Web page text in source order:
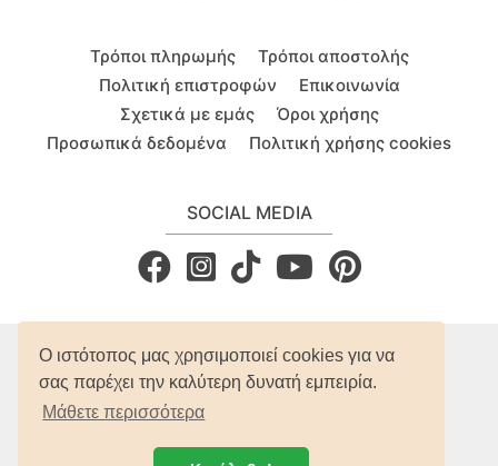
Ο ιστότοπος μας χρησιμοποιεί cookies για να
σας παρέχει την καλύτερη δυνατή εμπειρία.
Μάθετε περισσότερα
Τρόποι πληρωμής
Τρόποι αποστολής
Πολιτική επιστροφών
Επικοινωνία
Σχετικά με εμάς
Όροι χρήσης
Προσωπικά δεδομένα
Πολιτική χρήσης cookies
SOCIAL MEDIA